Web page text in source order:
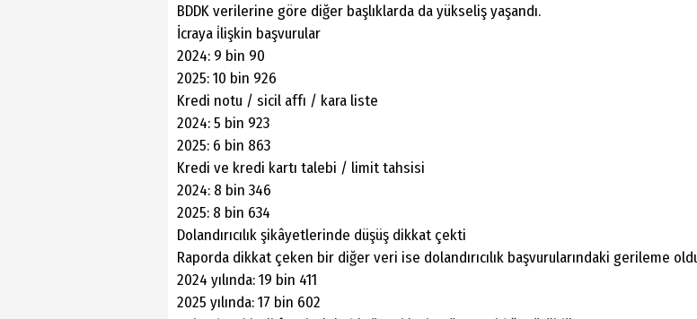
BDDK verilerine göre diğer başlıklarda da yükseliş yaşandı.
İcraya i̇lişkin başvurular
2024: 9 bin 90
2025: 10 bin 926
Kredi notu / sicil affı / kara liste
2024: 5 bin 923
2025: 6 bin 863
Kredi ve kredi kartı talebi / limit tahsisi
2024: 8 bin 346
2025: 8 bin 634
Dolandırıcılık şikâyetlerinde düşüş dikkat çekti
Raporda dikkat çeken bir diğer veri ise dolandırıcılık başvurularındaki gerileme
2024 yılında: 19 bin 411
2025 yılında: 17 bin 602